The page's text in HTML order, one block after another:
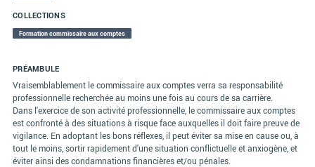
COLLECTIONS
Formation commissaire aux comptes
PRÉAMBULE
Vraisemblablement le commissaire aux comptes verra sa responsabilité
professionnelle recherchée au moins une fois au cours de sa carrière.
Dans l'exercice de son activité professionnelle, le commissaire aux comptes
est confronté à des situations à risque face auxquelles il doit faire preuve de
vigilance. En adoptant les bons réflexes, il peut éviter sa mise en cause ou, à
tout le moins, sortir rapidement d'une situation conflictuelle et anxiogène, et
éviter ainsi des condamnations financières et/ou pénales.